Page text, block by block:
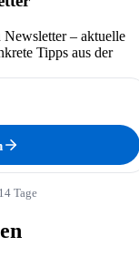
Newsletter – aktuelle
Tipps aus der
Tage